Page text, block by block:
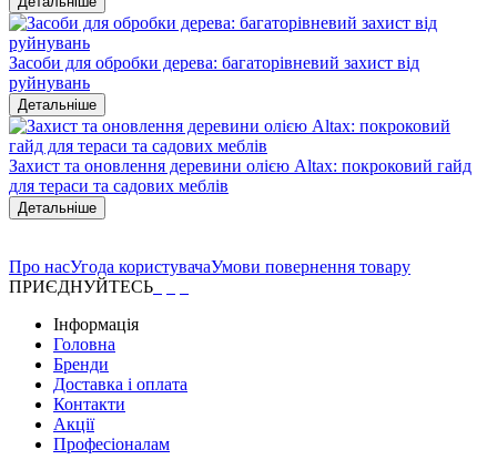
Засоби для обробки дерева: багаторівневий захист від
руйнувань
Детальніше
Захист та оновлення деревини олією Altax: покроковий гайд
для тераси та садових меблів
Детальніше
Про насУгода користувачаУмови повернення товару
ПРИЄДНУЙТЕСЬ
Інформація
Головна
Бренди
Доставка і оплата
Контакти
Акції
Професіоналам